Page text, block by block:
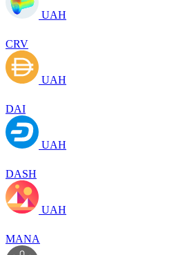
UAH
CRV
UAH
DAI
UAH
DASH
UAH
MANA